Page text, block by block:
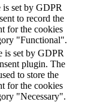
set by GDPR
to record the
for the cookies
"Functional".
is set by GDPR
plugin. The
to store the
for the cookies
"Necessary".